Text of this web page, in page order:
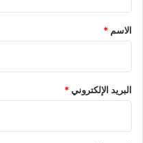
*
الاسم *
البريد الإلكتروني*